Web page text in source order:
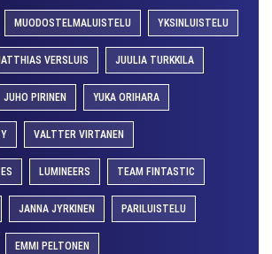
MUODOSTELMALUISTELU YKSINLUISTELU
VERSLUIS JUULIA TURKKILA
JUHO PIRINEN YUKA ORIHARA
VALTTER VIRTANEN
LUMINEERS TEAM FINTASTIC
JANNA JYRKINEN PARILUISTELU
EMMI PELTONEN